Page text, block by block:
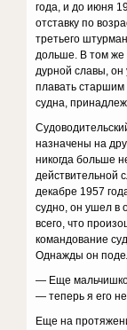
года, и до июня
отставку по
третьего
дольше. В том же
дурной славы,
плавать старшим
судна,
назначены на
никогда больше
действительной
декабре 1957
судно, он ушел в
всего, что
командование
Однажды он
— Еще
— теперь я его
Еще на